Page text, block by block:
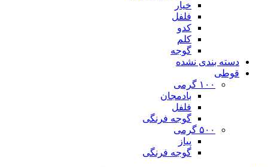
خیار
فلفل
کدو
کلم
گوجه
دسته بندی نشده
قوطی
۱۰۰ گرمی
بادمجان
فلفل
گوجه فرنگی
۵۰۰ گرمی
پیاز
گوجه فرنگی